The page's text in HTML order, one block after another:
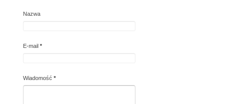
Nazwa
E-mail *
Wiadomość *